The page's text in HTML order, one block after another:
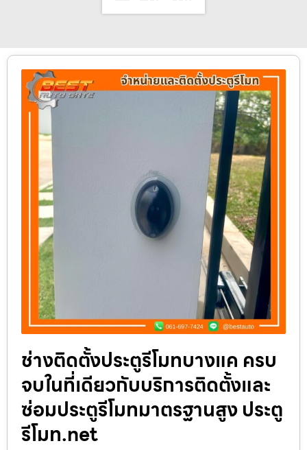
ช่างติดตั้งประตูรีโมทบางแค ครบ
จบในที่เดียวกับบริการติดตั้งและ
ซ่อมประตูรีโมทมาตรฐานสูง ประตู
รีโมท.net